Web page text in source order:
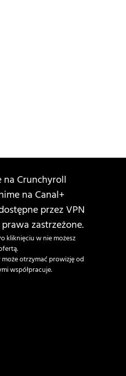
na Crunchyroll
na Canal+
przez VPN
zastrzeżone.
kliknięciu w nie możesz
otrzymać prowizję od
współpracuje.